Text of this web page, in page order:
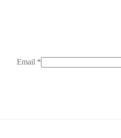
Email *